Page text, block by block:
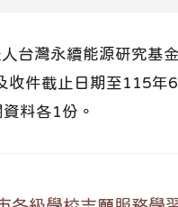
台灣永續能源研究
收件截止日期至115
料各1份。